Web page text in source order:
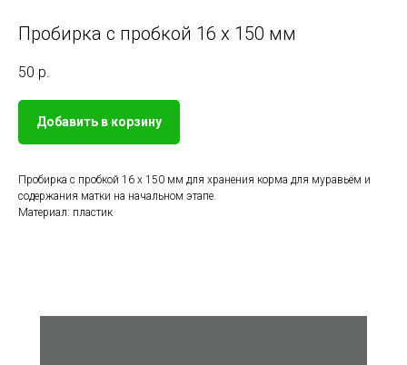
Пробирка с пробкой 16 х 150 мм
50 р.
Добавить в корзину
Пробирка с пробкой 16 х 150 мм для хранения корма для муравьём и
содержания матки на начальном этапе.
Материал: пластик